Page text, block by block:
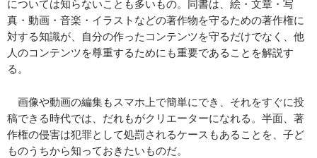
については知らないことも多いもの。同書は、絵・文章・写
真・動画・音楽・イラストなどの著作物を守るための著作権に
対する知識が、自分の作ったコンテンツを守るだけでなく、他
人のコンテンツを尊重するためにも重要であることを解説す
る。
画像や動画の編集もスマホ上で簡単にでき、それをすぐに投
稿できる時代では、だれもがクリエーターになれる。半面、著
作権の侵害は犯罪として処罰されるケースもあることを、子ど
ものうちから知っておきたいものだ。